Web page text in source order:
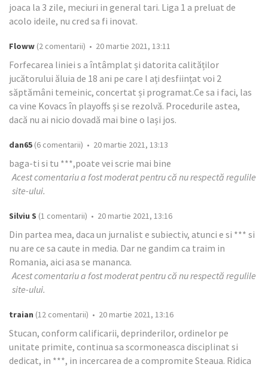
joaca la 3 zile, meciuri in general tari. Liga 1 a preluat de
acolo ideile, nu cred sa fi inovat.
Floww (2 comentarii) • 20 martie 2021, 13:11
Forfecarea liniei s a întâmplat și datorita calităților
jucătorului ăluia de 18 ani pe care l ați desființat voi 2
săptămâni temeinic, concertat și programat.Ce sa i faci, las
ca vine Kovacs în playoffs și se rezolvă. Procedurile astea,
dacă nu ai nicio dovadă mai bine o lași jos.
dan65 (6 comentarii) • 20 martie 2021, 13:13
baga-ti si tu ***,poate vei scrie mai bine
Acest comentariu a fost moderat pentru că nu respectă regulile
site-ului.
Silviu S (1 comentarii) • 20 martie 2021, 13:16
Din partea mea, daca un jurnalist e subiectiv, atunci e si *** si
nu are ce sa caute in media. Dar ne gandim ca traim in
Romania, aici asa se mananca.
Acest comentariu a fost moderat pentru că nu respectă regulile
site-ului.
traian (12 comentarii) • 20 martie 2021, 13:16
Stucan, conform calificarii, deprinderilor, ordinelor pe
unitate primite, continua sa scormoneasca disciplinat si
dedicat, in ***, in incercarea de a compromite Steaua. Ridica